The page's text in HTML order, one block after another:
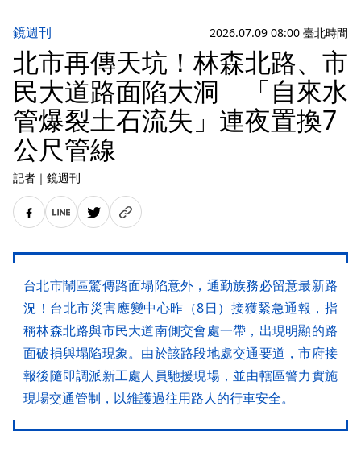
鏡週刊 2026.07.09 08:00 臺北時間
北市再傳天坑！林森北路、市
民大道路面陷大洞 「自來水
管爆裂土石流失」連夜置換7
公尺管線
記者 ｜ 鏡週刊
台北市鬧區驚傳路面塌陷意外，通勤族務必留意最新路
況！台北市災害應變中心昨（8日）接獲緊急通報，指
稱林森北路與市民大道南側交會處一帶，出現明顯的路
面破損與塌陷現象。由於該路段地處交通要道，市府接
報後隨即調派新工處人員馳援現場，並由轄區警力實施
現場交通管制，以維護過往用路人的行車安全。